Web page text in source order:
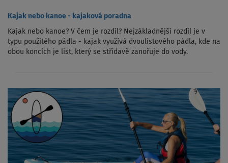
Kajak nebo kanoe - kajaková poradna
Kajak nebo kanoe? V čem je rozdíl? Nejzákladnější rozdíl je v
typu použitého pádla - kajak využívá dvoulistového pádla, kde na
obou koncích je list, který se střídavě zanořuje do vody.